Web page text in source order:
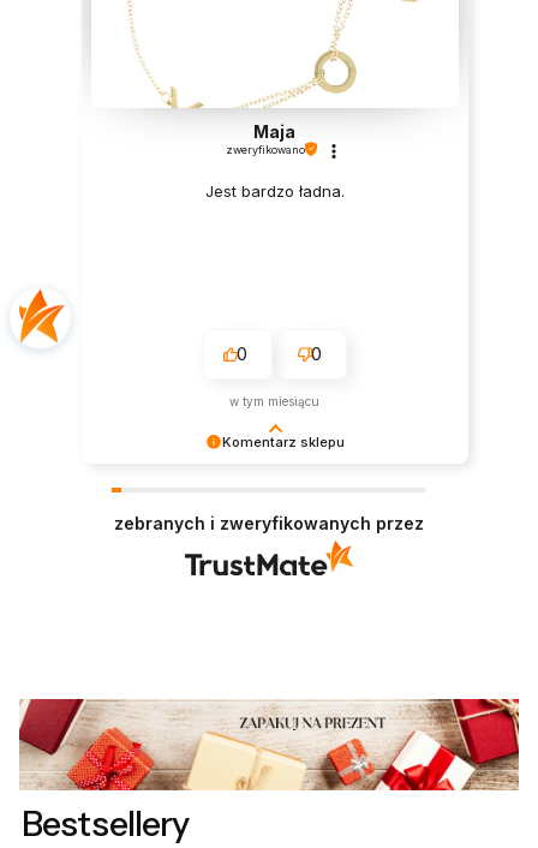
Komentarz sklepu
Maja
zweryfikowano
Jest bardzo ładna.
0 0
w tym miesiącu
zebranych i zweryfikowanych przez
Bestsellery